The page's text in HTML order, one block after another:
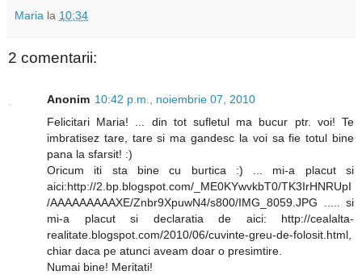
Maria la 10:34
2 comentarii:
Anonim 10:42 p.m., noiembrie 07, 2010
Felicitari Maria! ... din tot sufletul ma bucur ptr. voi! Te
imbratisez tare, tare si ma gandesc la voi sa fie totul bine
pana la sfarsit! :)
Oricum iti sta bine cu burtica :) ... mi-a placut si
aici:http://2.bp.blogspot.com/_ME0KYwvkbT0/TK3IrHNRUpI
/AAAAAAAAAXE/Znbr9XpuwN4/s800/IMG_8059.JPG ..... si
mi-a placut si declaratia de aici: http://cealalta-
realitate.blogspot.com/2010/06/cuvinte-greu-de-folosit.html,
chiar daca pe atunci aveam doar o presimtire.
Numai bine! Meritati!